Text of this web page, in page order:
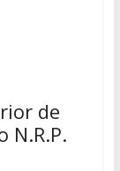
de
N.R.P.